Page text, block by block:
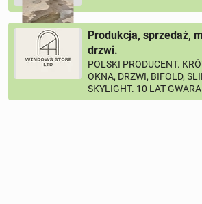
Produkcja, sprzedaż,
drzwi.
POLSKI PRODUCENT.
OKNA, DRZWI, BIFOLD,
SKYLIGHT. 10 LAT